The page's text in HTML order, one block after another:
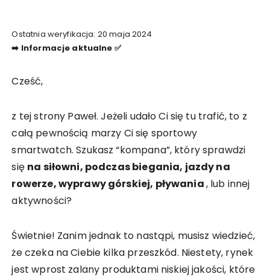
Ostatnia weryfikacja: 20 maja 2024
➡️ Informacje aktualne ✅
Cześć,
z tej strony Paweł. Jeżeli udało Ci się tu trafić, to z
całą pewnością marzy Ci się sportowy
smartwatch. Szukasz “kompana”, który sprawdzi
się na siłowni, podczas biegania, jazdy na
rowerze, wyprawy górskiej, pływania, lub innej
aktywności?
Świetnie! Zanim jednak to nastąpi, musisz wiedzieć,
że czeka na Ciebie kilka przeszkód. Niestety, rynek
jest wprost zalany produktami niskiej jakości, które